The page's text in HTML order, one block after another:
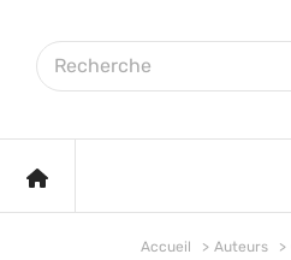
Rechercher sur le site
ACCUEIL
Accueil Auteurs